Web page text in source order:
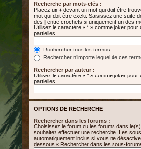
Recherche par mots-clés :
Placez un + devant un mot qui doit être
mot qui doit être exclu. Saisissez une suite
des | entre crochets si uniquement un des
Utilisez le caractère « * » comme joker pour
partielles.
Rechercher tous les termes
Rechercher n’importe lequel de ces
Rechercher par auteur :
Utilisez le caractère « * » comme joker pour
partielles.
OPTIONS DE RECHERCHE
Rechercher dans les forums :
Choisissez le forum ou les forums dans
souhaitez effectuer une recherche. Les
automatiquement inclus si vous ne
dessous « Rechercher dans les sous-